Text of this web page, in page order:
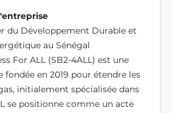
du Développement Durable et
au Sénégal
For ALL (SB2-4ALL) est une
fondée en 2019 pour étendre les
initialement spécialisée dans
se positionne comme un acte